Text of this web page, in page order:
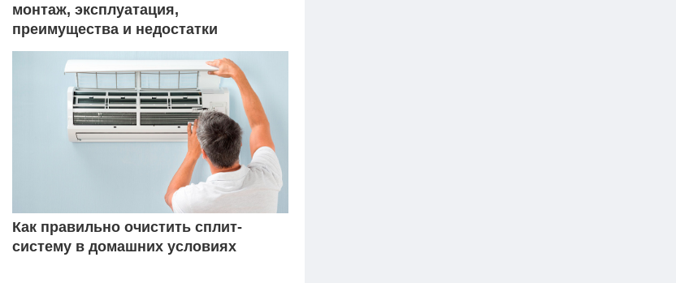
монтаж, эксплуатация,
преимущества и недостатки
Как правильно очистить сплит-
систему в домашних условиях